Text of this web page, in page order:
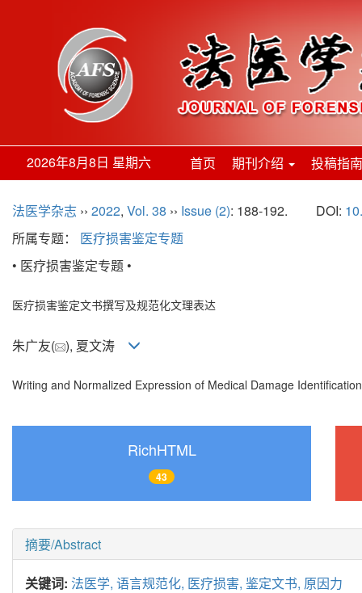
2026年8月8日 星期六 首页 期刊介绍 投稿指
法医学杂志 ›› 2022, Vol. 38 ›› Issue (2): 188-192. DOI:
所属专题： 医疗损害鉴定专题
• 医疗损害鉴定专题 •
医疗损害鉴定文书撰写及规范化文理表达
朱广友( ), 夏文涛
Writing and Normalized Expression of Medical Damage
RichHTML
43
摘要/Abstract
关键词: 法医学, 语言规范化, 医疗损害, 鉴定文书, 原因力